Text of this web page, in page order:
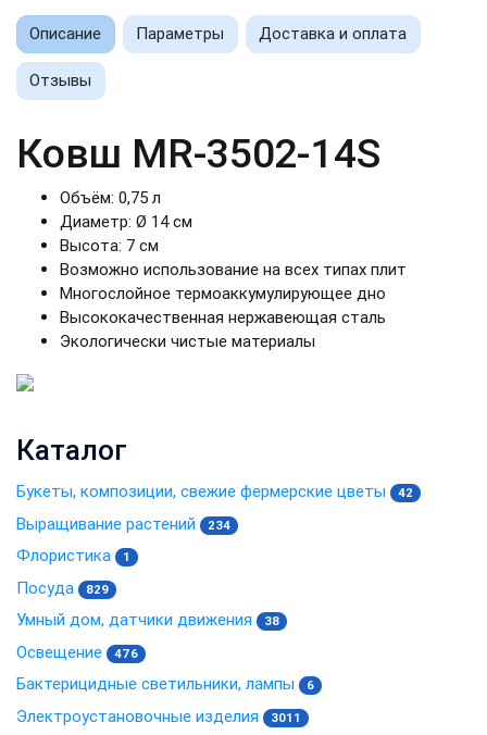
Описание Параметры Доставка и оплата
Отзывы
Ковш MR-3502-14S
Объём: 0,75 л
Диаметр: Ø 14 см
Высота: 7 cм
Возможно использование на всех типах плит
Многослойное термоаккумулирующее дно
Высококачественная нержавеющая сталь
Экологически чистые материалы
Каталог
Букеты, композиции, свежие фермерские цветы 42
Выращивание растений 234
Флористика 1
Посуда 829
Умный дом, датчики движения 38
Освещение 476
Бактерицидные светильники, лампы 6
Электроустановочные изделия 3011